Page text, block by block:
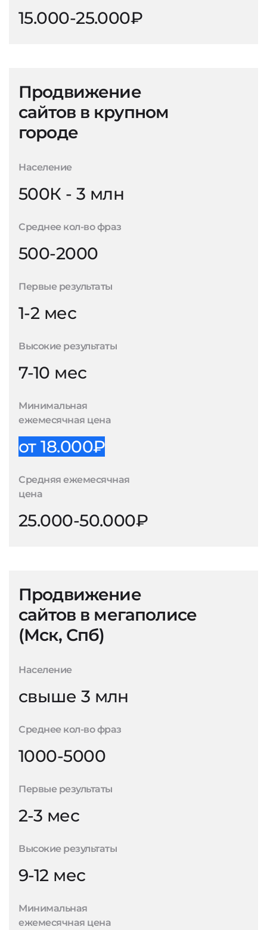
15.000-25.000₽
Продвижение
сайтов в крупном
городе
Население
500К - 3 млн
Среднее кол-во фраз
500-2000
Первые результаты
1-2 мес
Высокие результаты
7-10 мес
Минимальная
ежемесячная цена
от 18.000₽
Средняя ежемесячная
цена
25.000-50.000₽
Продвижение
сайтов в мегаполисе
(Мск, Спб)
Население
свыше 3 млн
Среднее кол-во фраз
1000-5000
Первые результаты
2-3 мес
Высокие результаты
9-12 мес
Минимальная
ежемесячная цена